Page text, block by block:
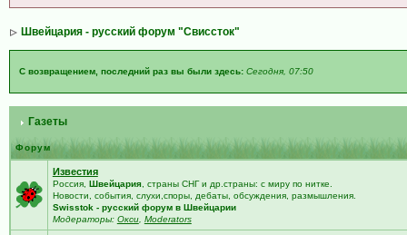
Швейцария - русский форум "Свиссток"
С возвращением, последний раз вы были здесь: Сегодня, 07:50
Газеты
Форум
Известия
Россия, Швейцария, страны СНГ и др.страны: с миру по нитке.
Новости, события, слухи,споры, дебаты, обсуждения, размышления.
Swisstok - русский форум в Швейцарии
Модераторы: Окси, Moderators